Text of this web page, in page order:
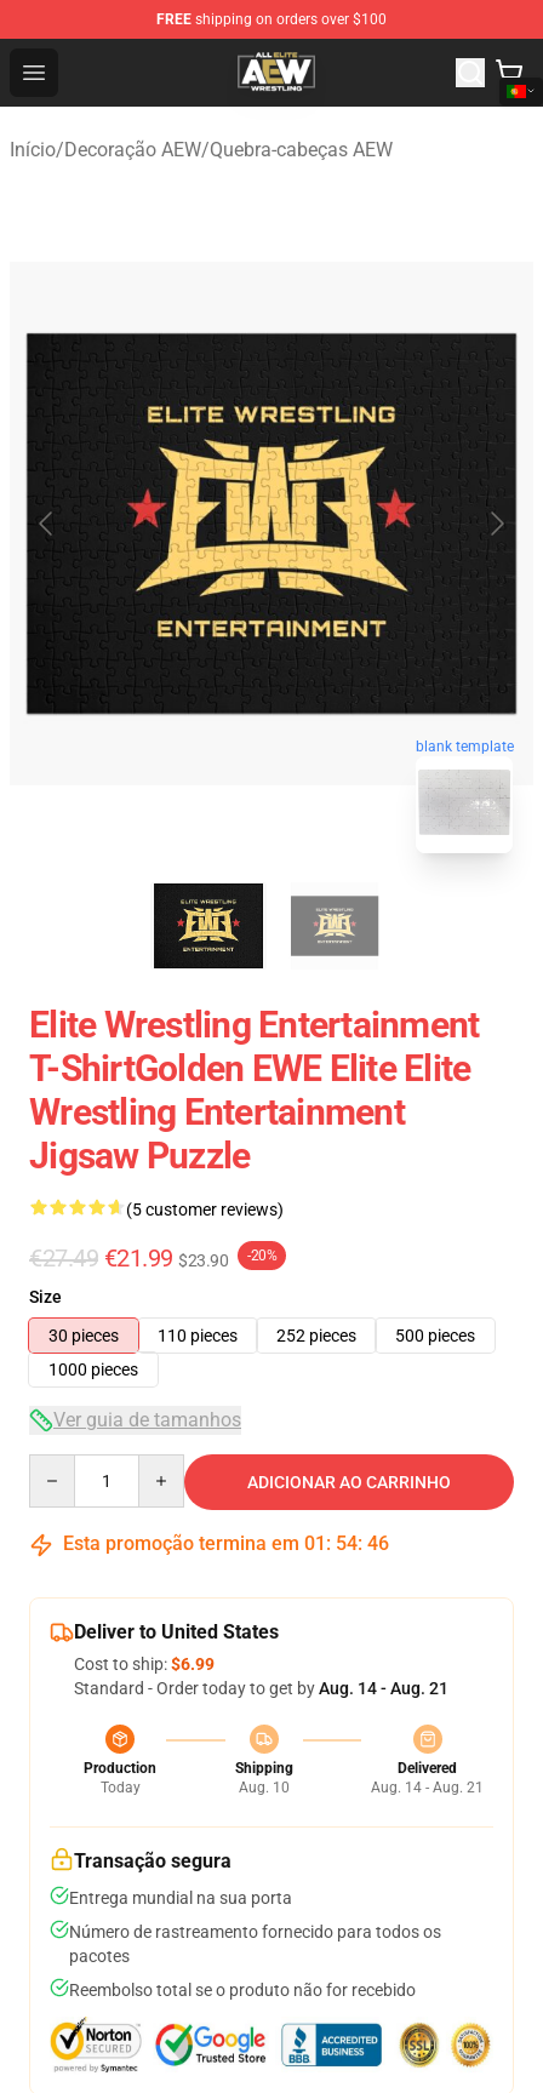
FREE shipping on orders over $100
Open menu
Aew Shop ⚡️ Official Aew Merchandise Store
Início/Decoração AEW/Quebra-cabeças AEW
blank template
Elite Wrestling Entertainment
T-ShirtGolden EWE Elite Elite
Wrestling Entertainment
Jigsaw Puzzle
(5 customer reviews)
€27.49 €21.99 $23.90 -20%
Size
30 pieces
110 pieces 252 pieces
500 pieces
1000 pieces
Ver guia de tamanhos
ADICIONAR AO CARRINHO
Esta promoção termina em 01 : 54: 45
Deliver to United States
Cost to ship:$6.99
Standard - Order today to get byAug. 14 - Aug. 21
Production
Today
Shipping
Aug. 10
Delivered
Aug. 14 - Aug. 21
Transação segura
Entrega mundial na sua porta
Número de rastreamento fornecido para todos os
pacotes
Reembolso total se o produto não for recebido